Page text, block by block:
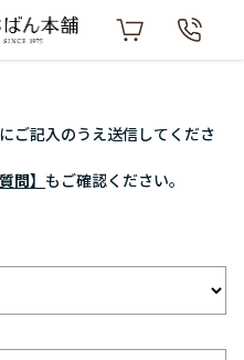
ご記入のうえ送信してくださ
問】 もご確認ください。